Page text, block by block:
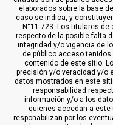
elaborados sobre la base
caso se indica, y
N°11.723. Los titulares
respecto de la posible falta
integridad y/o vigencia de
de público acceso tenidos
contenido de este sitio.
precisión y/o veracidad y/o
datos mostrados en este
responsabilidad
información y/o a los
quienes accedan a
responabilizan por los